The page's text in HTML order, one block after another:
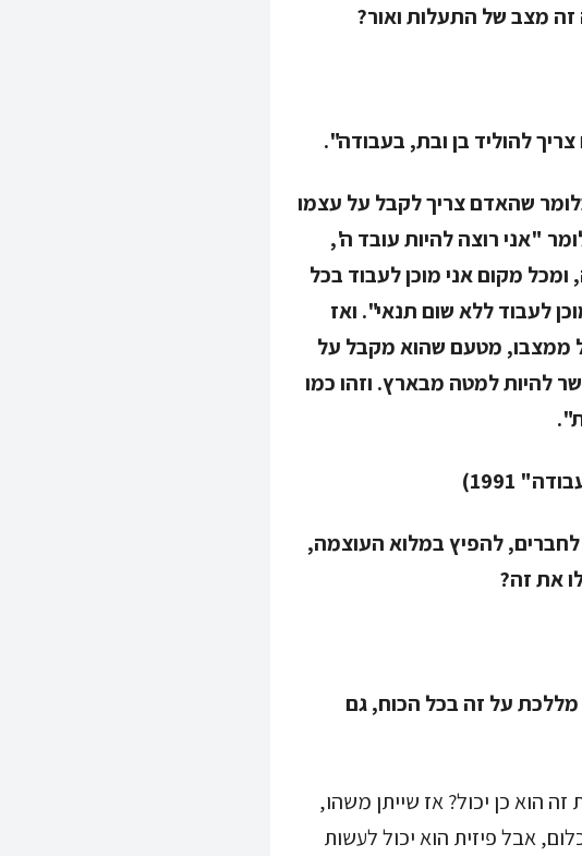
מצב של התעלות ואור?
שהאדם צריך לקבל על עצמו
"אני רוצה להיות עובד ה',
ומכל מקום אני מוכן לעבוד בכל
לעבוד ללא שום תנאי". ואז
ממצבו, מטעם שהוא מקבל על
להיות למטה מבארץ. וזהו כמו
להפיץ במלוא העוצמה,
את זה?
על זה בכל הכוח, גם
הוא כן יכול? אז שייתן משהו,
אבל פיזית הוא יכול לעשות